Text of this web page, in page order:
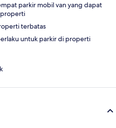
parkir mobil van yang dapat
properti
terbatas
untuk parkir di properti